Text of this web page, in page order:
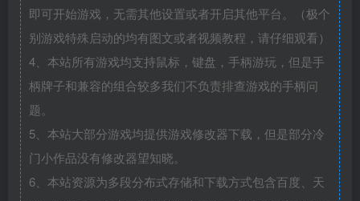
即可开始游戏，无需其他设置或者开启其他平台。（极个
别游戏特殊启动的均有图文或者视频教程，请仔细观看）
4、本站所有游戏均支持鼠标，键盘，手柄游玩，但是手
柄牌子和兼容的组合较多我们不负责排查游戏的手柄问
题。
5、本站大部分游戏均提供游戏修改器下载，但是部分冷
门小作品没有修改器望知晓。
6、本站资源为多段分布式存储和下载方式包含百度、天